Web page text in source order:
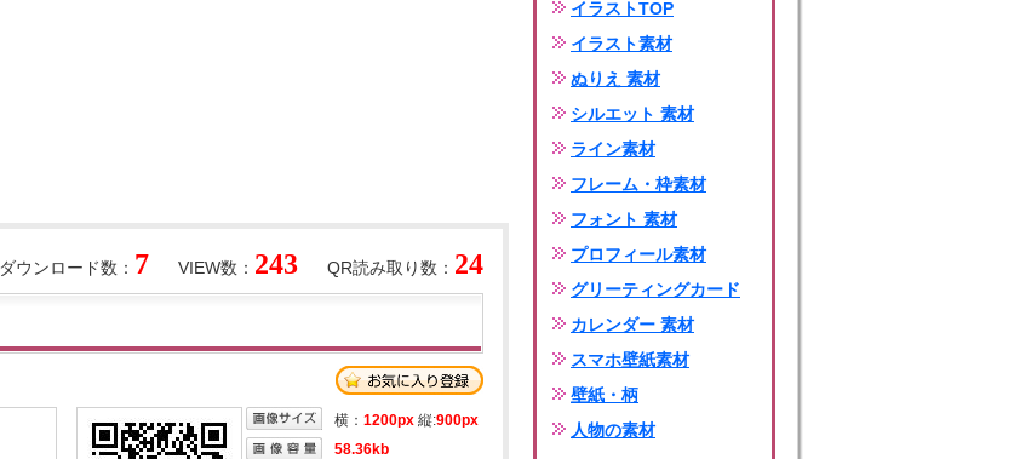
QR読み取り数： 24
VIEW数： 243
ダウンロード数： 7
横： 1200px 縦:900px
58.36kb
イラストTOP
イラスト素材
ぬりえ 素材
シルエット 素材
ライン素材
フレーム・枠素材
フォント 素材
プロフィール素材
グリーティングカード
カレンダー 素材
スマホ壁紙素材
壁紙・柄
人物の素材